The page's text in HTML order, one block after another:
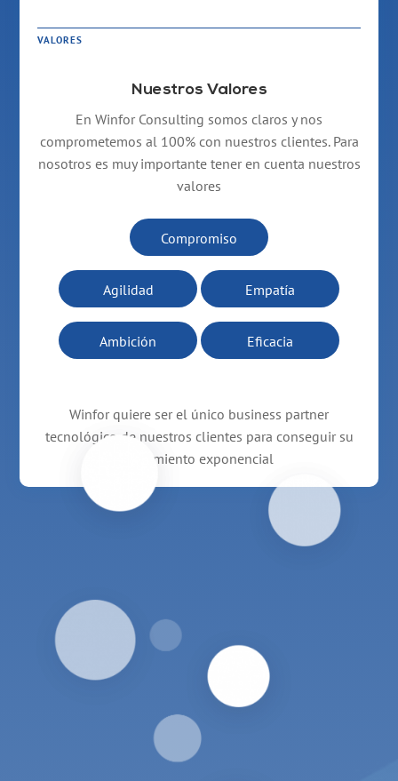
VALORES
Nuestros Valores
En Winfor Consulting somos claros y nos
comprometemos al 100% con nuestros clientes. Para
nosotros es muy importante tener en cuenta nuestros
valores
Compromiso
Agilidad Empatía
Ambición Eficacia
Winfor quiere ser el único business partner
tecnológico de nuestros clientes para conseguir su
crecimiento exponencial